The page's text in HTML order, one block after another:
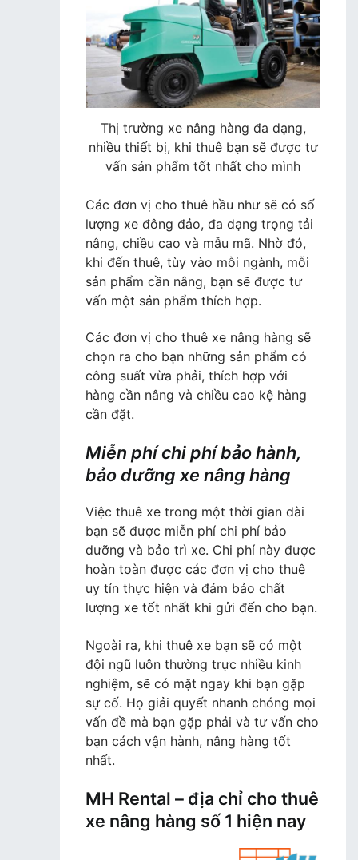
Thị trường xe nâng hàng đa dạng,
nhiều thiết bị, khi thuê bạn sẽ được tư
vấn sản phẩm tốt nhất cho mình
Các đơn vị cho thuê hầu như sẽ có số
lượng xe đông đảo, đa dạng trọng tải
nâng, chiều cao và mẫu mã. Nhờ đó,
khi đến thuê, tùy vào mỗi ngành, mỗi
sản phẩm cần nâng, bạn sẽ được tư
vấn một sản phẩm thích hợp.
Các đơn vị cho thuê xe nâng hàng sẽ
chọn ra cho bạn những sản phẩm có
công suất vừa phải, thích hợp với
hàng cần nâng và chiều cao kệ hàng
cần đặt.
Miễn phí chi phí bảo hành,
bảo dưỡng xe nâng hàng
Việc thuê xe trong một thời gian dài
bạn sẽ được miễn phí chi phí bảo
dưỡng và bảo trì xe. Chi phí này được
hoàn toàn được các đơn vị cho thuê
uy tín thực hiện và đảm bảo chất
lượng xe tốt nhất khi gửi đến cho bạn.
Ngoài ra, khi thuê xe bạn sẽ có một
đội ngũ luôn thường trực nhiều kinh
nghiệm, sẽ có mặt ngay khi bạn gặp
sự cố. Họ giải quyết nhanh chóng mọi
vấn đề mà bạn gặp phải và tư vấn cho
bạn cách vận hành, nâng hàng tốt
nhất.
MH Rental – địa chỉ cho thuê
xe nâng hàng số 1 hiện nay